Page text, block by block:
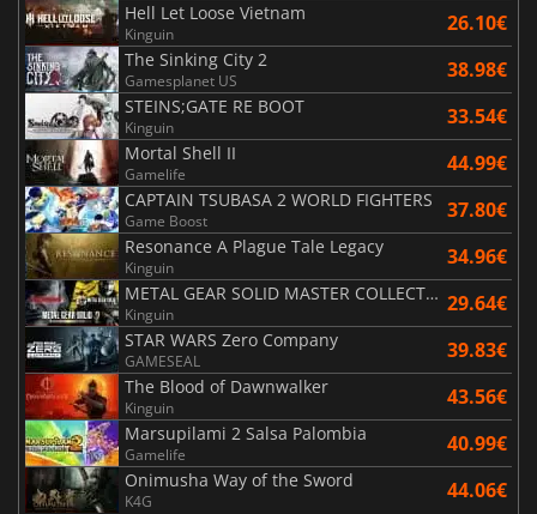
Hell Let Loose Vietnam
Kinguin 26.10€
The Sinking City 2
Gamesplanet US 38.98€
STEINS;GATE RE BOOT
Kinguin 33.54€
Mortal Shell II
Gamelife 44.99€
CAPTAIN TSUBASA 2 WORLD FIGHTERS
Game Boost 37.80€
Resonance A Plague Tale Legacy
Kinguin 34.96€
METAL GEAR SOLID MASTER COLLECTION Vol.2
Kinguin 29.64€
STAR WARS Zero Company
GAMESEAL 39.83€
The Blood of Dawnwalker
Kinguin 43.56€
Marsupilami 2 Salsa Palombia
Gamelife 40.99€
Onimusha Way of the Sword
K4G 44.06€